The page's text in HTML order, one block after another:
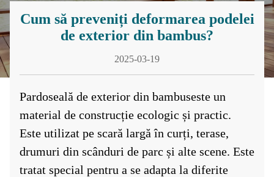
Cum să preveniți deformarea podelei
de exterior din bambus?
2025-03-19
Pardoseală de exterior din bambuseste un
material de construcție ecologic și practic.
Este utilizat pe scară largă în curți, terase,
drumuri din scânduri de parc și alte scene. Este
tratat special pentru a se adapta la diferite